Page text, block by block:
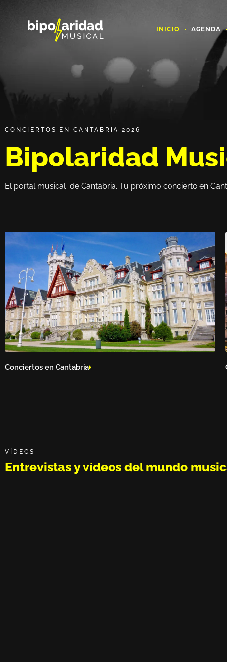
INICIO AGENDA
CONCIERTOS EN CANTABRIA 2026
Bipolaridad
El portal musical de Cantabria. Tu próximo concierto en
Conciertos en Cantabria
VÍDEOS
Entrevistas y vídeos del mundo